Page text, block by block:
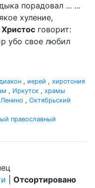
порадовал ... ...
хуление,
Христос говорит:
убо свое любил
, иерей , хиротония
, Иркутск , храмы
, Октябрьский
православный
Отсортировано